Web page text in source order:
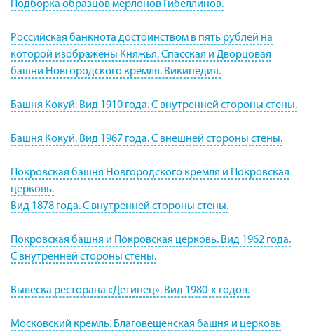
Подборка образцов мерлонов Гибеллинов.
Российская банкнота достоинством в пять рублей на
которой изображены Княжья, Спасская и Дворцовая
башни Новгородского кремля. Википедия.
Башня Кокуй. Вид 1910 года. С внутренней стороны стены.
Башня Кокуй. Вид 1967 года. С внешней стороны стены.
Покровская башня Новгородского кремля и Покровская
церковь.
Вид 1878 года. С внутренней стороны стены.
Покровская башня и Покровская церковь. Вид 1962 года.
С внутренней стороны стены.
Вывеска ресторана «Детинец». Вид 1980-х годов.
Московский кремль. Благовещенская башня и церковь